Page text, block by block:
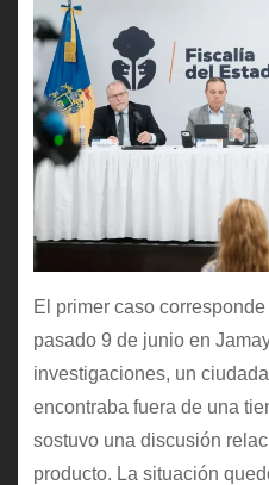
El primer caso
pasado 9 de junio en
investigaciones, un
encontraba fuera de una
sostuvo una discusión
producto. La situación